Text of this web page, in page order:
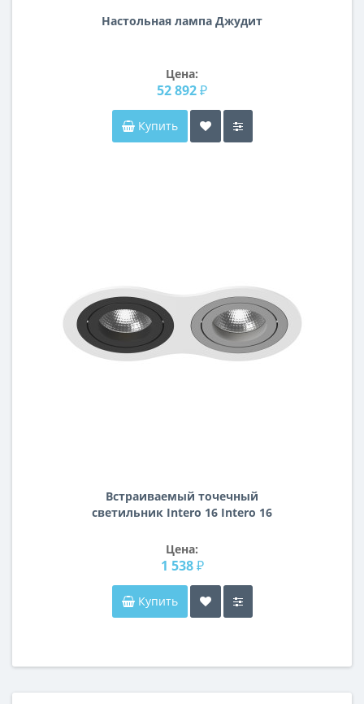
Настольная лампа Джудит
Цена:
52 892 ₽
Купить
Встраиваемый точечный
светильник Intero 16 Intero 16
Цена:
1 538 ₽
Купить